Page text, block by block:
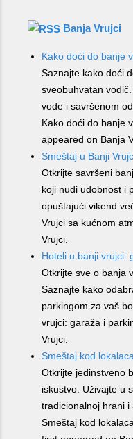
Banja Vrujci
Kako doći do banje
Saznajte kako doći
sveobuhvatan
vode i savršenom
Kako doći do banje
appeared on Banja
Smeštaj u Banji
Otkrijte savršeni
koji nudi udobnost i
opuštajući vikend
Vrujci sa kućnom
Vrujci.
Hoteli u banji vrujci:
Otkrijte sve o banja
Saznajte kako
parkingom za vaš
vrujci: garaža i
Vrujci.
Smeštaj kod
Otkrijte jedinstveno
iskustvo. Uživajte u
tradicionalnoj hrani
Smeštaj kod